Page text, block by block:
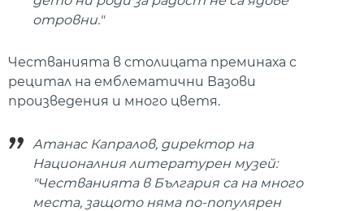
отровни."
Честванията в столицата преминаха с
рецитал на емблематични Вазови
произведения и много цветя.
Атанас Капралов, директор на
Националния литературен музей:
"Честванията в България са на много
места, защото няма по-популярен